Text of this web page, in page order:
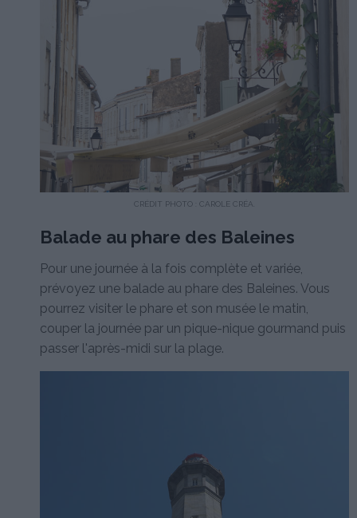
CRÉDIT PHOTO : CAROLE CRÉA.
Balade au phare des Baleines
Pour une journée à la fois complète et variée,
prévoyez une balade au phare des Baleines. Vous
pourrez visiter le phare et son musée le matin,
couper la journée par un pique-nique gourmand puis
passer l'après-midi sur la plage.